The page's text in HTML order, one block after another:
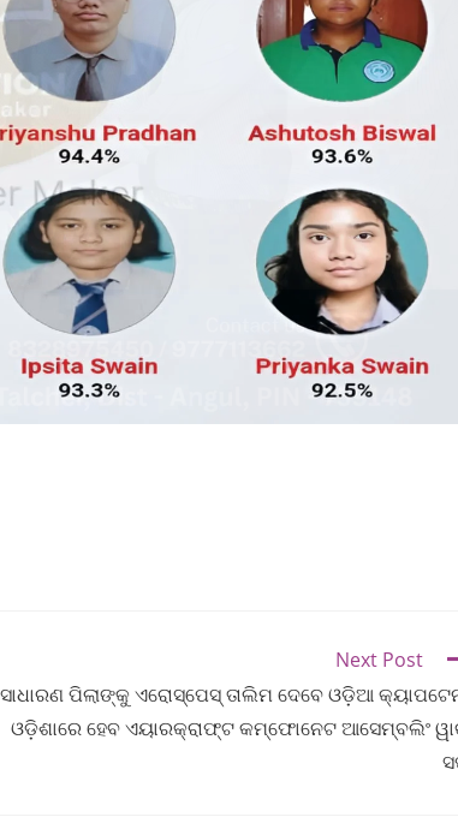
Next Post
ସାଧାରଣ ପିଲାଙ୍କୁ ଏରୋସ୍ପେସ୍ ତାଲିମ ଦେବେ ଓଡ଼ିଆ
ଓଡ଼ିଶାରେ ହେବ ଏୟାରକ୍ରାଫ୍ଟ କମ୍ଫୋନେଟ ଆସେମ୍ବଲିଂ